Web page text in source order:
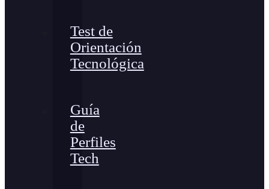
Test de
Orientación
Tecnológica
Guía
de
Perfiles
Tech